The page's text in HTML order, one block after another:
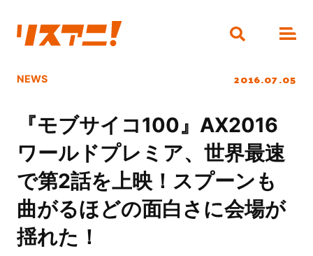
NEWS 2016.07.05
『モブサイコ100』AX2016
ワールドプレミア、世界最速
で第2話を上映！スプーンも
曲がるほどの面白さに会場が
揺れた！